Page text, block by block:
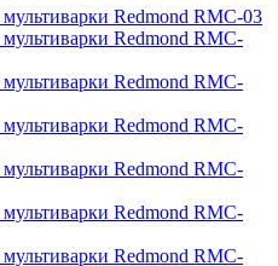
мультиварки Redmond RMC-03
мультиварки Redmond RMC-
мультиварки Redmond RMC-
мультиварки Redmond RMC-
мультиварки Redmond RMC-
мультиварки Redmond RMC-
мультиварки Redmond RMC-